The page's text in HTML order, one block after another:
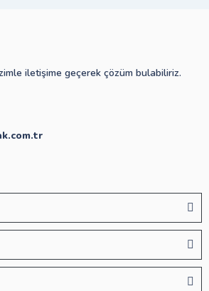
iletişime geçerek çözüm bulabiliriz.